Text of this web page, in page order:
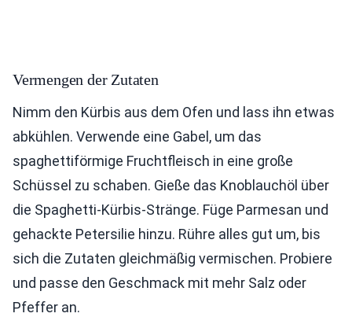
Vermengen der Zutaten
Nimm den Kürbis aus dem Ofen und lass ihn etwas
abkühlen. Verwende eine Gabel, um das
spaghettiförmige Fruchtfleisch in eine große
Schüssel zu schaben. Gieße das Knoblauchöl über
die Spaghetti-Kürbis-Stränge. Füge Parmesan und
gehackte Petersilie hinzu. Rühre alles gut um, bis
sich die Zutaten gleichmäßig vermischen. Probiere
und passe den Geschmack mit mehr Salz oder
Pfeffer an.